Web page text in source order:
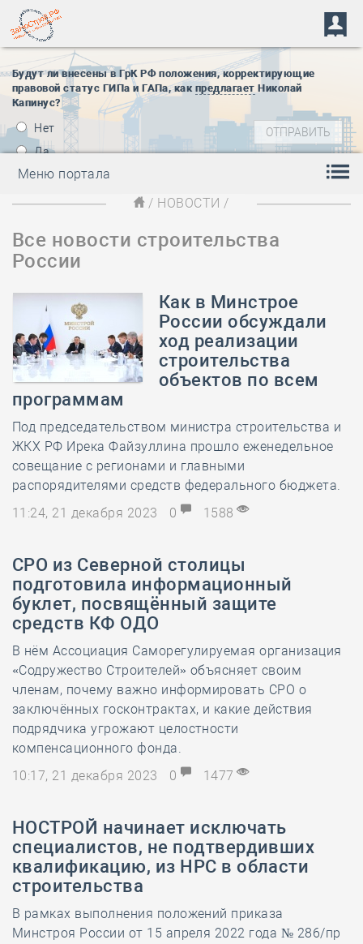
Будут ли внесены в ГрК РФ положения, корректирующие
правовой статус ГИПа и ГАПа, как предлагает Николай
Капинус?
Нет
Да
Меню портала
/ НОВОСТИ /
Все новости строительства
России
Как в Минстрое
России обсуждали
ход реализации
строительства
объектов по всем
программам
Под председательством министра строительства и
ЖКХ РФ Ирека Файзуллина прошло еженедельное
совещание с регионами и главными
распорядителями средств федерального бюджета.
11:24, 21 декабря 2023
0 1588
СРО из Северной столицы
подготовила информационный
буклет, посвящённый защите
средств КФ ОДО
В нём Ассоциация Саморегулируемая организация
«Содружество Строителей» объясняет своим
членам, почему важно информировать СРО о
заключённых госконтрактах, и какие действия
подрядчика угрожают целостности
компенсационного фонда.
10:17, 21 декабря 2023
0 1477
НОСТРОЙ начинает исключать
специалистов, не подтвердивших
квалификацию, из НРС в области
строительства
В рамках выполнения положений приказа
Минстроя России от 15 апреля 2022 года № 286/пр